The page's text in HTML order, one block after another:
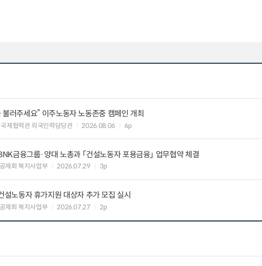
불러주세요” 이주노동자 노동존중 캠페인 개최
제협력관 외국인력담당관 2026.08.06 6p
금융그룹·양대 노총과 「건설노동자 포용금융」 업무협약 체결
제회 복지사업부 2026.07.29 3p
설노동자 휴가지원 대상자 추가 모집 실시
제회 복지사업부 2026.07.27 2p